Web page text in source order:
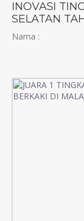
INOVASI
SELATAN
Nama :